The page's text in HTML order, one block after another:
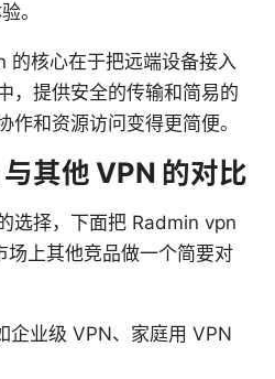
。
的核心在于把远端设备接入
，提供安全的传输和简易的
作和资源访问变得更简便。
其他 VPN 的对比
选择，下面把 Radmin vpn
场上其他竞品做一个简要对
企业级 VPN、家庭用 VPN